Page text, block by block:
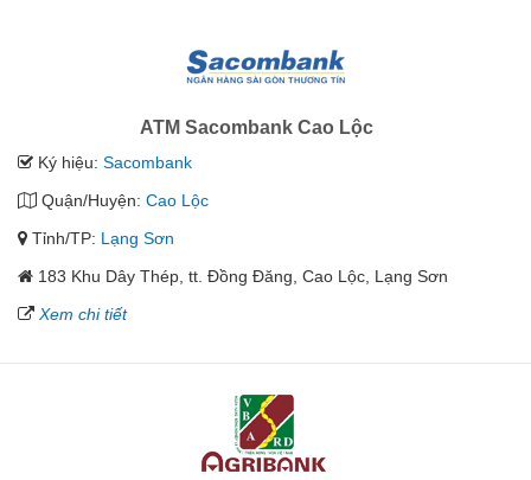
ATM Sacombank Cao Lộc
Ký hiệu: Sacombank
Quận/Huyện: Cao Lộc
Tỉnh/TP: Lạng Sơn
183 Khu Dây Thép, tt. Đồng Đăng, Cao Lộc, Lạng Sơn
Xem chi tiết